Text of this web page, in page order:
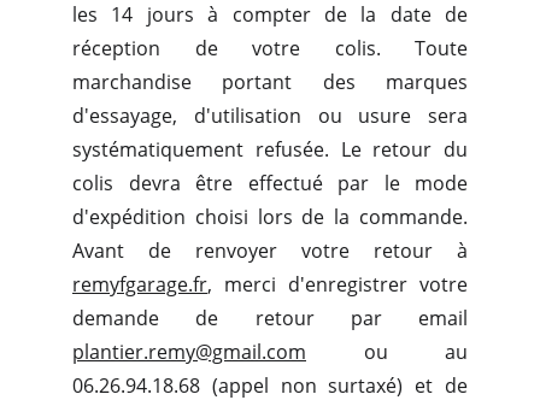
les 14 jours à compter de la date de
réception de votre colis. Toute
marchandise portant des marques
d'essayage, d'utilisation ou usure sera
systématiquement refusée. Le retour du
colis devra être effectué par le mode
d'expédition choisi lors de la commande.
Avant de renvoyer votre retour à
remyfgarage.fr, merci d'enregistrer votre
demande de retour par email
plantier.remy@gmail.com ou au
06.26.94.18.68 (appel non surtaxé) et de